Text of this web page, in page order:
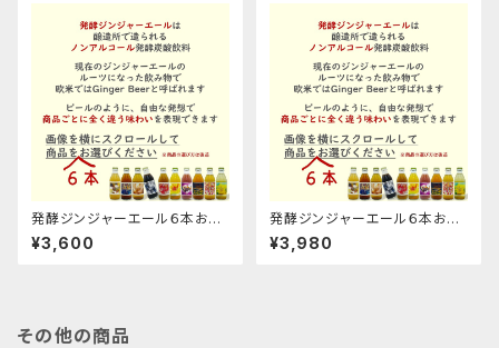
発酵ジンジャーエール６本お選
びくださいセット
¥3,600
発酵ジンジャーエール６本お選
びくださいギフト箱セット
¥3,980
その他の商品